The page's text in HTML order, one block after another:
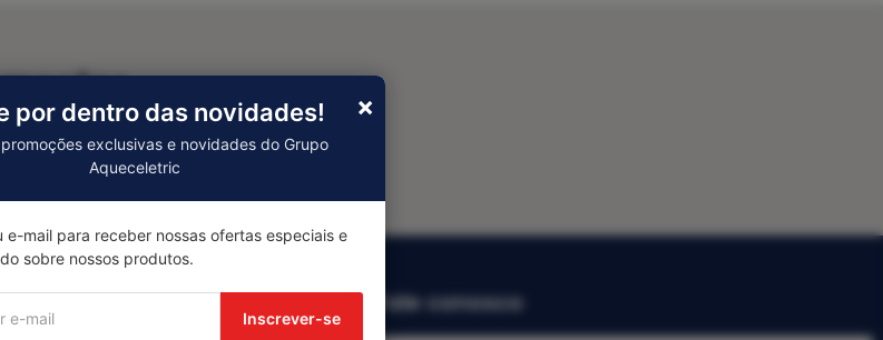
Enviar
Fale conosco
por dentro das novidades!
exclusivas e novidades do Grupo
Aqueceletric
×
e-mail para receber nossas ofertas especiais e
sobre nossos produtos.
Inscrever-se